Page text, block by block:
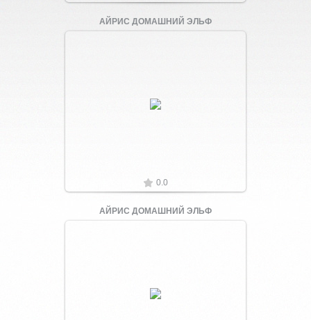
АЙРИС ДОМАШНИЙ ЭЛЬФ
Увеличить
0.0
АЙРИС ДОМАШНИЙ ЭЛЬФ
Увеличить